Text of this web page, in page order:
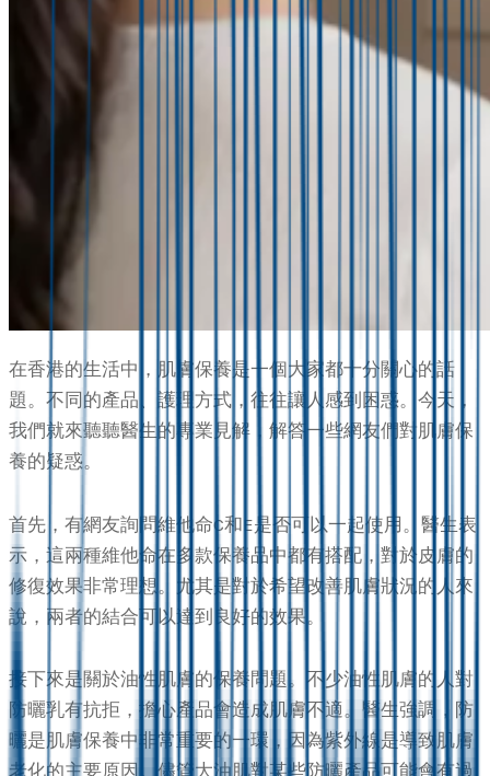
在香港的生活中，肌膚保養是一個大家都十分關心的話
題。不同的產品、護理方式，往往讓人感到困惑。今天，
我們就來聽聽醫生的專業見解，解答一些網友們對肌膚保
養的疑惑。
首先，有網友詢問維他命C和E是否可以一起使用。醫生表
示，這兩種維他命在多款保養品中都有搭配，對於皮膚的
修復效果非常理想。尤其是對於希望改善肌膚狀況的人來
說，兩者的結合可以達到良好的效果。
接下來是關於油性肌膚的保養問題。不少油性肌膚的人對
防曬乳有抗拒，擔心產品會造成肌膚不適。醫生強調，防
曬是肌膚保養中非常重要的一環，因為紫外線是導致肌膚
老化的主要原因。儘管大油肌對某些防曬產品可能會有過